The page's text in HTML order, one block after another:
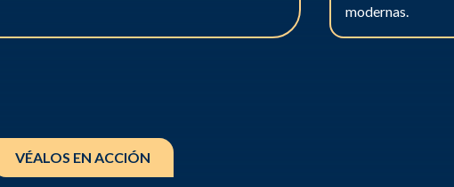
modernas.
VÉALOS EN ACCIÓN